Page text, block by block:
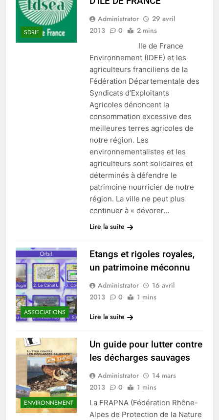
SDRIF
Administrator
29 avril
2013
0 2 mins
Ile de France
Environnement (IDFE) et les
agriculteurs franciliens de la
Fédération Départementale des
Syndicats d’Exploitants
Agricoles dénoncent la
consommation excessive des
meilleures terres agricoles de
notre région. Les
environnementalistes et les
agriculteurs sont solidaires et
déterminés à défendre le
patrimoine nourricier de notre
région. La ville ne peut plus
continuer à « dévorer…
Lire la suite
ASSOCIATIONS
Etangs et rigoles royales,
un patrimoine méconnu
Administrator
16 avril
2013
0
1 mins
Lire la suite
ENVIRONNEMENT
Un guide pour lutter contre
les décharges sauvages
Administrator
14 mars
2013
0 1 mins
La FRAPNA (Fédération Rhône-
Alpes de Protection de la Nature